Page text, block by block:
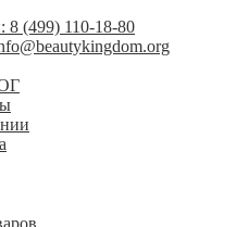
8 (499) 110-18-80